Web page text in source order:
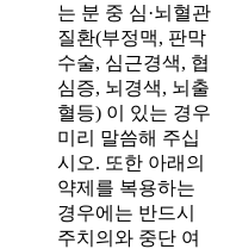
는 분 중 심·뇌혈관
질환(부정맥, 판막
수술, 심근경색, 협
심증, 뇌경색, 뇌출
혈등) 이 있는 경우
미리 말씀해 주십
시오. 또한 아래의
약제를 복용하는
경우에는 반드시
주치의와 중단 여